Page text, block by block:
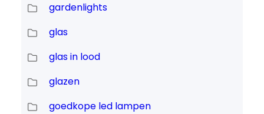
gardenlights
glas
glas in lood
glazen
goedkope led lampen